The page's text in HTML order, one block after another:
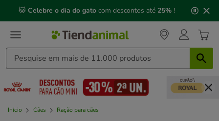
mensagem,
🐱 Celebre o dia do gato com descontos até 25% !
Início Cães Ração para cães